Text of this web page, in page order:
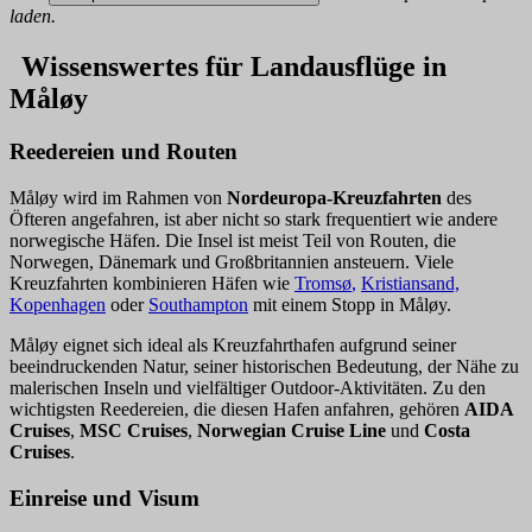
laden.
Wissenswertes für Landausflüge in
Måløy
Reedereien und Routen
Måløy wird im Rahmen von Nordeuropa-Kreuzfahrten des
Öfteren angefahren, ist aber nicht so stark frequentiert wie andere
norwegische Häfen. Die Insel ist meist Teil von Routen, die
Norwegen, Dänemark und Großbritannien ansteuern. Viele
Kreuzfahrten kombinieren Häfen wie Tromsø, Kristiansand,
Kopenhagen oder Southampton mit einem Stopp in Måløy.
Måløy eignet sich ideal als Kreuzfahrthafen aufgrund seiner
beeindruckenden Natur, seiner historischen Bedeutung, der Nähe zu
malerischen Inseln und vielfältiger Outdoor-Aktivitäten. Zu den
wichtigsten Reedereien, die diesen Hafen anfahren, gehören AIDA
Cruises, MSC Cruises, Norwegian Cruise Line und Costa
Cruises.
Einreise und Visum